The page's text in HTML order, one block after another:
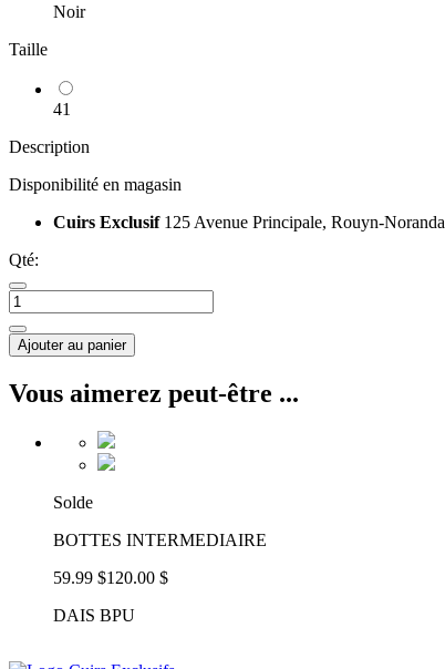
Noir
Taille
41
Description
Disponibilité en magasin
Cuirs Exclusif 125 Avenue Principale, Rouyn-Noranda
Qté:
Ajouter au panier
Vous aimerez peut-être ...
Solde
BOTTES INTERMEDIAIRE
59.99 $120.00 $
DAIS BPU